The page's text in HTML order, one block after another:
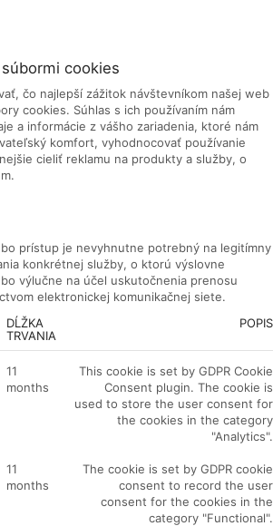
cookies
čo najlepší zážitok návštevníkom našej web
cookies. Súhlas s ich používaním nám
a informácie z vášho zariadenia, ktoré nám
komfort, vyhodnocovať používanie
cieliť reklamu na produkty a služby, o
prístup je nevyhnutne potrebný na legitímny
konkrétnej služby, o ktorú výslovne
výlučne na účel uskutočnenia prenosu
elektronickej komunikačnej siete.
DĹŽKA
TRVANIA
POPIS
11
months
This cookie is set by GDPR Cookie
Consent plugin. The cookie is
used to store the user consent for
the cookies in the category
"Analytics".
11
months
The cookie is set by GDPR cookie
consent to record the user
consent for the cookies in the
category "Functional".